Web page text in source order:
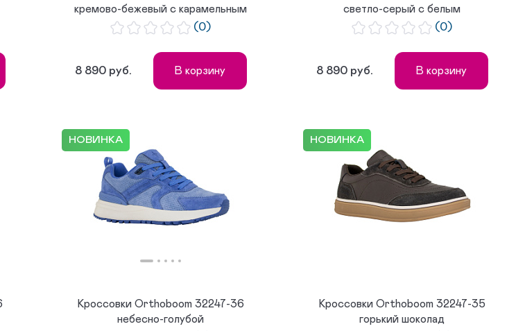
кремово-бежевый с карамельным
(0)
8 890 руб. В корзину
светло-серый с белым
(0)
8 890 руб. В корзину
НОВИНКА
Кроссовки Orthoboom 32247-36
небесно-голубой
НОВИНКА
Кроссовки Orthoboom 32247-35
горький шоколад